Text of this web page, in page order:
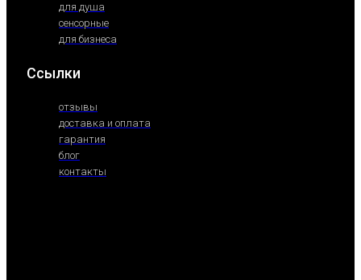
для душа
сенсорные
для бизнеса
Ссылки
отзывы
доставка и оплата
гарантия
блог
контакты